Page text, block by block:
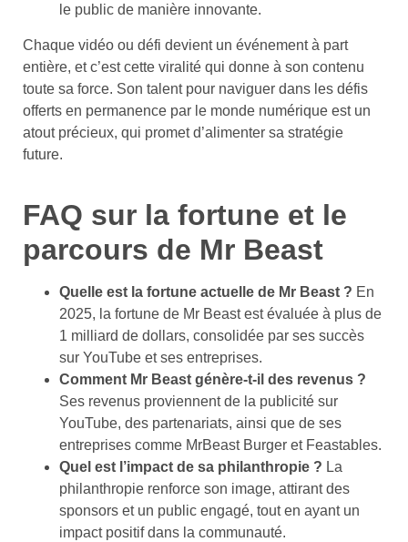
le public de manière innovante.
Chaque vidéo ou défi devient un événement à part
entière, et c’est cette viralité qui donne à son contenu
toute sa force. Son talent pour naviguer dans les défis
offerts en permanence par le monde numérique est un
atout précieux, qui promet d’alimenter sa stratégie
future.
FAQ sur la fortune et le
parcours de Mr Beast
Quelle est la fortune actuelle de Mr Beast ? En
2025, la fortune de Mr Beast est évaluée à plus de
1 milliard de dollars, consolidée par ses succès
sur YouTube et ses entreprises.
Comment Mr Beast génère-t-il des revenus ?
Ses revenus proviennent de la publicité sur
YouTube, des partenariats, ainsi que de ses
entreprises comme MrBeast Burger et Feastables.
Quel est l’impact de sa philanthropie ? La
philanthropie renforce son image, attirant des
sponsors et un public engagé, tout en ayant un
impact positif dans la communauté.